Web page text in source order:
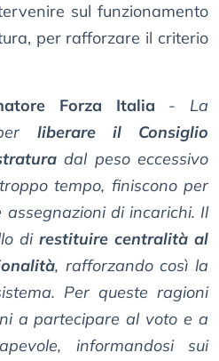
sul funzionamento
per rafforzare il criterio
Forza Italia - La
liberare il Consiglio
dal peso eccessivo
tempo, finiscono per
di incarichi. Il
di restituire centralità al
, rafforzando così la
Per queste ragioni
a partecipare al voto e a
informandosi sui